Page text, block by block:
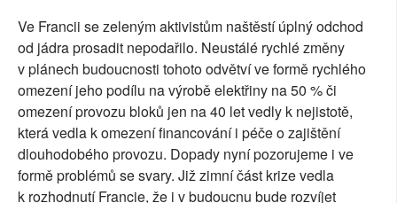
Ve Francii se zeleným aktivistům naštěstí úplný odchod
od jádra prosadit nepodařilo. Neustálé rychlé změny
v plánech budoucnosti tohoto odvětví ve formě rychlého
omezení jeho podílu na výrobě elektřiny na 50 % či
omezení provozu bloků jen na 40 let vedly k nejistotě,
která vedla k omezení financování i péče o zajištění
dlouhodobého provozu. Dopady nyní pozorujeme i ve
formě problémů se svary. Již zimní část krize vedla
k rozhodnutí Francie, že i v budoucnu bude rozvíjet